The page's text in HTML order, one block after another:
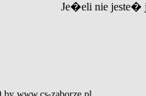
Je�eli nie jeste�